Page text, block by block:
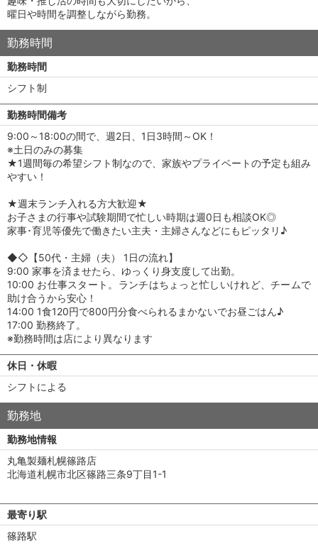
曜日や時間を調整しながら勤務。
勤務時間
勤務時間
シフト制
勤務時間備考
9:00～18:00の間で、週2日、1日3時間～OK！
※土日のみの募集
★1週間毎の希望シフト制なので、家族やプライベートの予定も組み
やすい！
★週末ランチ入れる方大歓迎★
お子さまの行事や試験期間で忙しい時期は週0日も相談OK◎
家事･育児等優先で働きたい主夫・主婦さんなどにもピッタリ♪
◆◇【50代・主婦（夫） 1日の流れ】
9:00 家事を済ませたら、ゆっくり身支度して出勤。
10:00 お仕事スタート。ランチはちょっと忙しいけれど、チームで
助け合うから安心！
14:00 1食120円で800円分食べられるまかないでお昼ごはん♪
17:00 勤務終了。
※勤務時間は店により異なります
休日・休暇
シフトによる
勤務地
勤務地情報
丸亀製麺札幌篠路店
北海道札幌市北区篠路三条9丁目1-1
最寄り駅
篠路駅